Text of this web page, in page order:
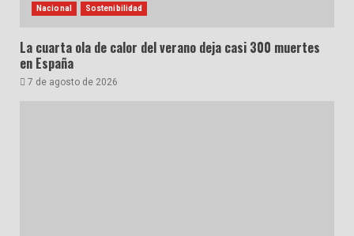
Nacional Sostenibilidad
La cuarta ola de calor del verano deja casi 300 muertes
en España
7 de agosto de 2026